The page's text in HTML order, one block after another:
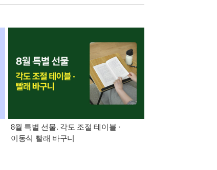
8월 특별 선물. 각도 조절 테이블 ·
이동식 빨래 바구니